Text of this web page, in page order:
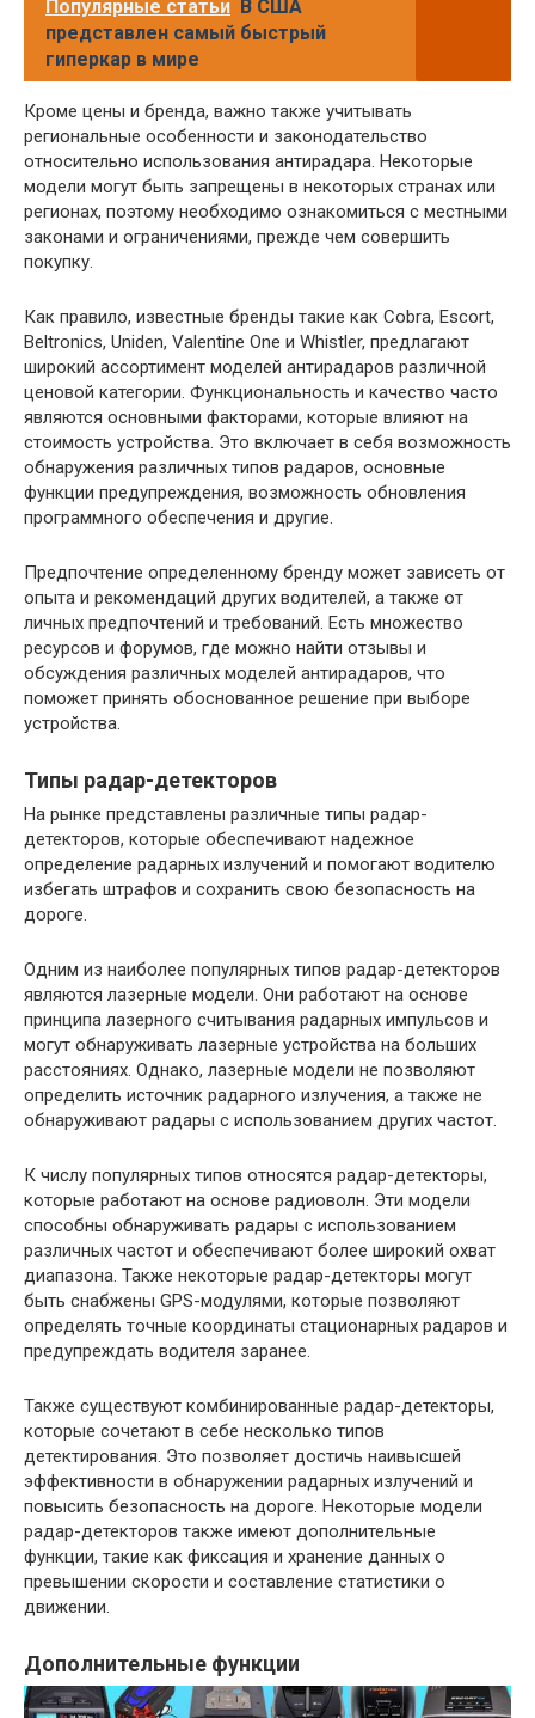
Популярные статьи В США
представлен самый быстрый
гиперкар в мире
Кроме цены и бренда, важно также учитывать
региональные особенности и законодательство
относительно использования антирадара. Некоторые
модели могут быть запрещены в некоторых странах или
регионах, поэтому необходимо ознакомиться с местными
законами и ограничениями, прежде чем совершить
покупку.
Как правило, известные бренды такие как Cobra, Escort,
Beltronics, Uniden, Valentine One и Whistler, предлагают
широкий ассортимент моделей антирадаров различной
ценовой категории. Функциональность и качество часто
являются основными факторами, которые влияют на
стоимость устройства. Это включает в себя возможность
обнаружения различных типов радаров, основные
функции предупреждения, возможность обновления
программного обеспечения и другие.
Предпочтение определенному бренду может зависеть от
опыта и рекомендаций других водителей, а также от
личных предпочтений и требований. Есть множество
ресурсов и форумов, где можно найти отзывы и
обсуждения различных моделей антирадаров, что
поможет принять обоснованное решение при выборе
устройства.
Типы радар-детекторов
На рынке представлены различные типы радар-
детекторов, которые обеспечивают надежное
определение радарных излучений и помогают водителю
избегать штрафов и сохранить свою безопасность на
дороге.
Одним из наиболее популярных типов радар-детекторов
являются лазерные модели. Они работают на основе
принципа лазерного считывания радарных импульсов и
могут обнаруживать лазерные устройства на больших
расстояниях. Однако, лазерные модели не позволяют
определить источник радарного излучения, а также не
обнаруживают радары с использованием других частот.
К числу популярных типов относятся радар-детекторы,
которые работают на основе радиоволн. Эти модели
способны обнаруживать радары с использованием
различных частот и обеспечивают более широкий охват
диапазона. Также некоторые радар-детекторы могут
быть снабжены GPS-модулями, которые позволяют
определять точные координаты стационарных радаров и
предупреждать водителя заранее.
Также существуют комбинированные радар-детекторы,
которые сочетают в себе несколько типов
детектирования. Это позволяет достичь наивысшей
эффективности в обнаружении радарных излучений и
повысить безопасность на дороге. Некоторые модели
радар-детекторов также имеют дополнительные
функции, такие как фиксация и хранение данных о
превышении скорости и составление статистики о
движении.
Дополнительные функции